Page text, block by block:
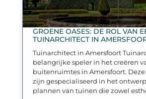
GROENE OASES: DE ROL VAN
TUINARCHITECT IN
Tuinarchitect in Amersfoort
belangrijke speler in het creëren
buitenruimtes in Amersfoort. Deze
zijn gespecialiseerd in het
plannen van tuinen die zowel